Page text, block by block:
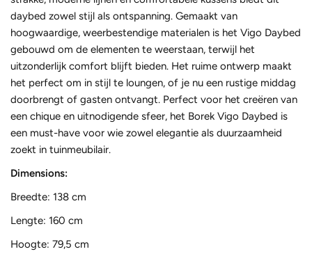
daybed zowel stijl als ontspanning. Gemaakt van
hoogwaardige, weerbestendige materialen is het Vigo Daybed
gebouwd om de elementen te weerstaan, terwijl het
uitzonderlijk comfort blijft bieden. Het ruime ontwerp maakt
het perfect om in stijl te loungen, of je nu een rustige middag
doorbrengt of gasten ontvangt. Perfect voor het creëren van
een chique en uitnodigende sfeer, het Borek Vigo Daybed is
een must-have voor wie zowel elegantie als duurzaamheid
zoekt in tuinmeubilair.
Dimensions:
Breedte: 138 cm
Lengte: 160 cm
Hoogte: 79,5 cm